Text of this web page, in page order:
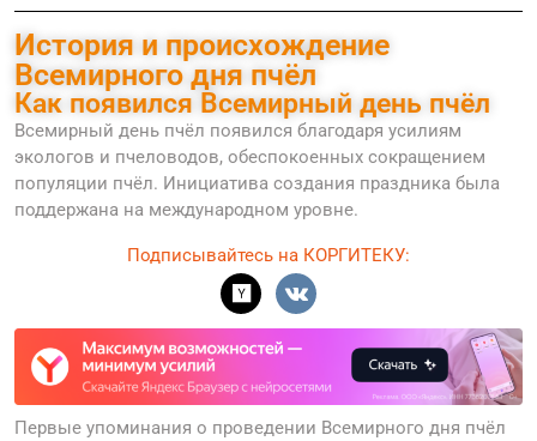
История и происхождение
Всемирного дня пчёл
Как появился Всемирный день пчёл
Всемирный день пчёл появился благодаря усилиям
экологов и пчеловодов, обеспокоенных сокращением
популяции пчёл. Инициатива создания праздника была
поддержана на международном уровне.
Подписывайтесь на КОРГИТЕКУ:
Первые упоминания о проведении Всемирного дня пчёл